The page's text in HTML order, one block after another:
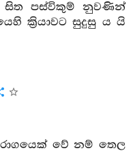
සිත පස්විකුම් නුවණින්
ක්‍රියාවට සුදුසු ය යි
වේ නම් තෙල